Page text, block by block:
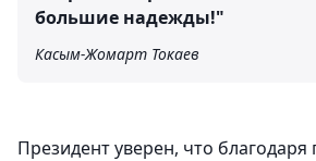
большие надежды!"
Касым-Жомарт Токаев
Президент уверен, что